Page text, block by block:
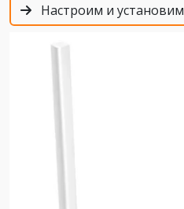
Настроим и установим